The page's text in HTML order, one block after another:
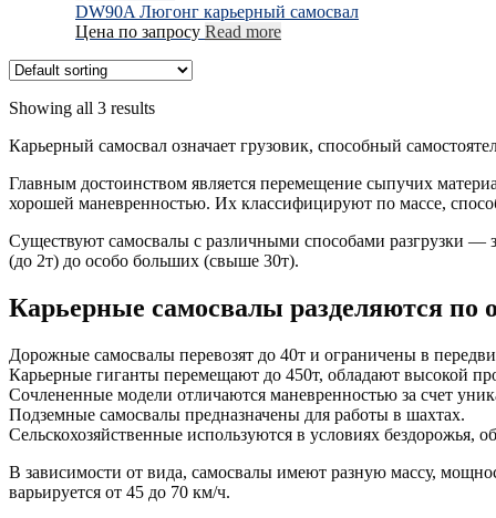
DW90A Люгонг карьерный самосвал
Цена по запросу Read more
Showing all 3 results
Карьерный самосвал означает грузовик, способный
Главным достоинством является перемещение сыпучих
хорошей маневренностью. Их классифицируют по массе,
Существуют самосвалы с различными способами разгрузки —
(до 2т) до особо больших (свыше 30т).
Карьерные самосвалы разделяются по
Дорожные самосвалы перевозят до 40т и ограничены в
Карьерные гиганты перемещают до 450т, обладают высокой
Сочлененные модели отличаются маневренностью за счет
Подземные самосвалы предназначены для работы в шахтах.
Сельскохозяйственные используются в условиях
В зависимости от вида, самосвалы имеют разную массу,
варьируется от 45 до 70 км/ч.